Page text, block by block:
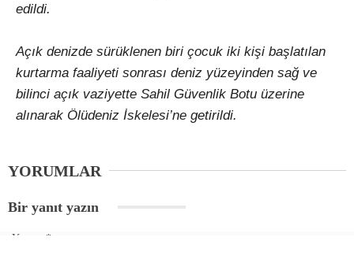
edildi.
Açık denizde sürüklenen biri çocuk iki kişi başlatılan
kurtarma faaliyeti sonrası deniz yüzeyinden sağ ve
bilinci açık vaziyette Sahil Güvenlik Botu üzerine
alınarak Ölüdeniz İskelesi’ne getirildi.
YORUMLAR
Bir yanıt yazın
Yorum *